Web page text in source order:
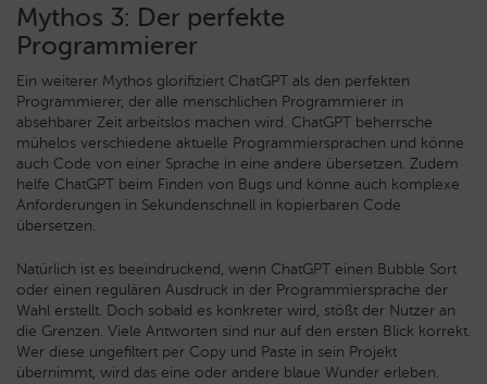
Mythos 3: Der perfekte
Programmierer
Ein weiterer Mythos glorifiziert ChatGPT als den perfekten
Programmierer, der alle menschlichen Programmierer in
absehbarer Zeit arbeitslos machen wird. ChatGPT beherrsche
mühelos verschiedene aktuelle Programmiersprachen und könne
auch Code von einer Sprache in eine andere übersetzen. Zudem
helfe ChatGPT beim Finden von Bugs und könne auch komplexe
Anforderungen in Sekundenschnell in kopierbaren Code
übersetzen.
Natürlich ist es beeindruckend, wenn ChatGPT einen Bubble Sort
oder einen regulären Ausdruck in der Programmiersprache der
Wahl erstellt. Doch sobald es konkreter wird, stößt der Nutzer an
die Grenzen. Viele Antworten sind nur auf den ersten Blick korrekt.
Wer diese ungefiltert per Copy und Paste in sein Projekt
übernimmt, wird das eine oder andere blaue Wunder erleben.